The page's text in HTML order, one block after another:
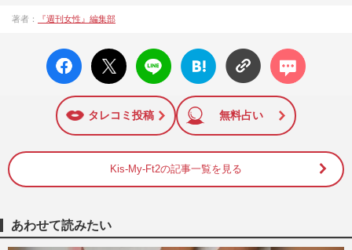
著者： 『週刊女性』編集部
facebo
ok い
X ポス
ト
LINE
はてな
ブック
に追加
コメン
ト
タレコミ投稿 無料占い
Kis-My-Ft2の記事一覧を見る
あわせて読みたい